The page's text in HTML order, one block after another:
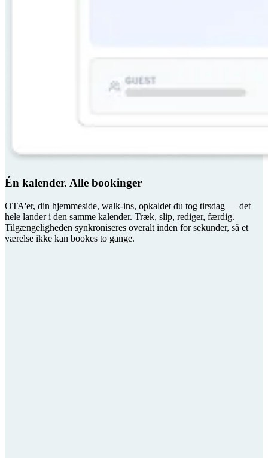
Én kalender. Alle bookinger
OTA'er, din hjemmeside, walk-ins, opkaldet du tog tirsdag — det
hele lander i den samme kalender. Træk, slip, rediger, færdig.
Tilgængeligheden synkroniseres overalt inden for sekunder, så et
værelse ikke kan bookes to gange.